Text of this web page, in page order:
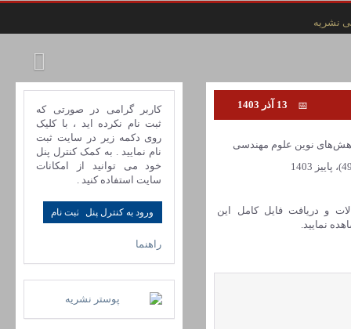
نشریه
نوین علوم مهندسی
و دریافت فایل کامل این
نمایید.
کاربر گرامی در صورتی که
ثبت نام نکرده اید ، با کلیک
روی دکمه زیر در سایت ثبت
نام نمایید . به کمک کنترل پنل
خود می توانید از امکانات
سایت استفاده کنید .
ورود به کنترل پنل
راهنما